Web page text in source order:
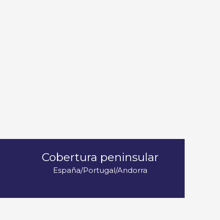
Cobertura peninsular
España/Portugal/Andorra